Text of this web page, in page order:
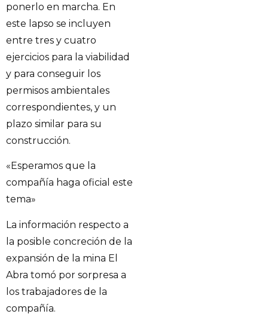
ponerlo en marcha. En
este lapso se incluyen
entre tres y cuatro
ejercicios para la viabilidad
y para conseguir los
permisos ambientales
correspondientes, y un
plazo similar para su
construcción.
«Esperamos que la
compañía haga oficial este
tema»
La información respecto a
la posible concreción de la
expansión de la mina El
Abra tomó por sorpresa a
los trabajadores de la
compañía.